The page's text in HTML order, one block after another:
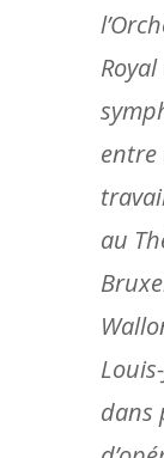
entre
au
dans